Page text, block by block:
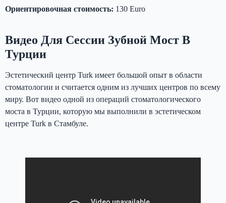
Ориентировочная стоимость: 130 Euro
Видео Для Сессии Зубной Мост В
Турции
Эстетический центр Turk имеет большой опыт в области
стоматологии и считается одним из лучших центров по всему
миру. Вот видео одной из операций стоматологического
моста в Турции, которую мы выполнили в эстетическом
центре Turk в Стамбуле.